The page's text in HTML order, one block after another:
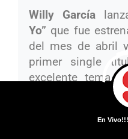
Willy García
Yo” que fue
del mes de abril
primer single
excelente tema
lanzado en sus
cuenta con
reproducciones y
En Vivo!!!